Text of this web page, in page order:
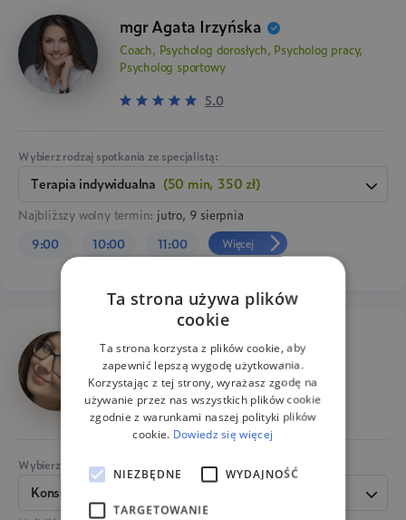
mgr Agata Irzyńska
Coach, Psycholog dorosłych, Psycholog pracy,
Psycholog sportowy
5.0
Wybierz rodzaj spotkania ze specjalistą:
terapia indywidualna (50 min, 350 zł)
Najbliższy wolny termin: jutro, 9 sierpnia
9:00
10:00 11:00 Więcej
mgr Wioletta Orzeł
Psycholog dorosłych, Psycholog dziecięcy
Wybierz rodzaj spotkania ze specjalistą:
Konsultacja dla rodziców
Ta strona używa plików
cookie
Ta strona korzysta z plików cookie, aby
zapewnić lepszą wygodę użytkowania.
Korzystając z tej strony, wyrażasz zgodę na
używanie przez nas wszystkich plików cookie
zgodnie z warunkami naszej polityki plików
cookie. Dowiedz się więcej
NIEZBĘDNE WYDAJNOŚĆ
TARGETOWANIE